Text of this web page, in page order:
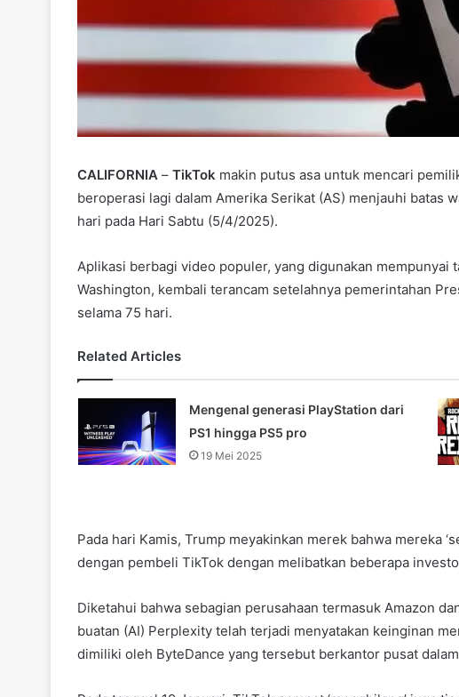
CALIFORNIA – TikTok makin putus asa untuk mencari
beroperasi lagi dalam Amerika Serikat (AS) menjauhi batas
hari pada Hari Sabtu (5/4/2025).
Aplikasi berbagi video populer, yang digunakan mempunyai
Washington, kembali terancam setelahnya pemerintahan
selama 75 hari.
Related Articles
Mengenal generasi PlayStation dari
PS1 hingga PS5 pro
19 Mei 2025
Pada hari Kamis, Trump meyakinkan merek bahwa mereka
dengan pembeli TikTok dengan melibatkan beberapa
Diketahui bahwa sebagian perusahaan termasuk Amazon
buatan (AI) Perplexity telah terjadi menyatakan keinginan
dimiliki oleh ByteDance yang tersebut berkantor pusat